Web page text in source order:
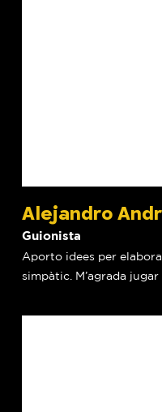
Alejandro
Guionista
Aporto idees per
simpàtic. M’agrada